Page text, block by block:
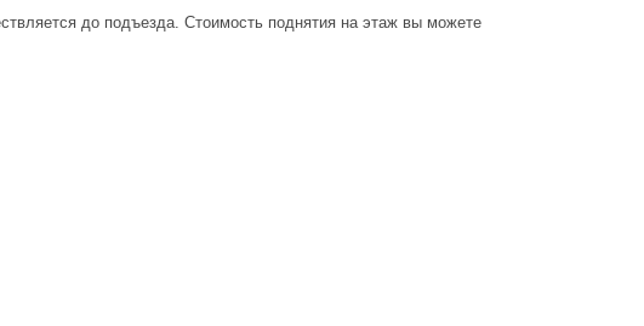
до подъезда. Стоимость поднятия на этаж вы можете